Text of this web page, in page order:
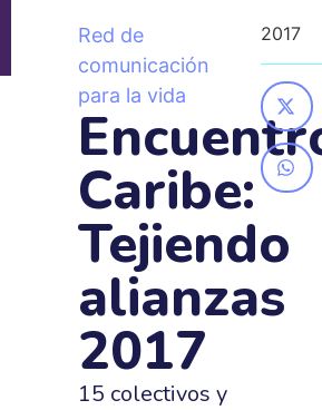
Red de
comunicación
para la vida
Caribe:
Tejiendo
alianzas
2017
15 colectivos y
2017